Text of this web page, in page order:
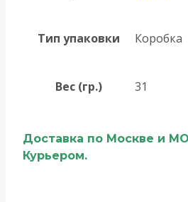
Тип упаковки Коробка
Вес (гр.) 31
Доставка по Москве и
Курьером.